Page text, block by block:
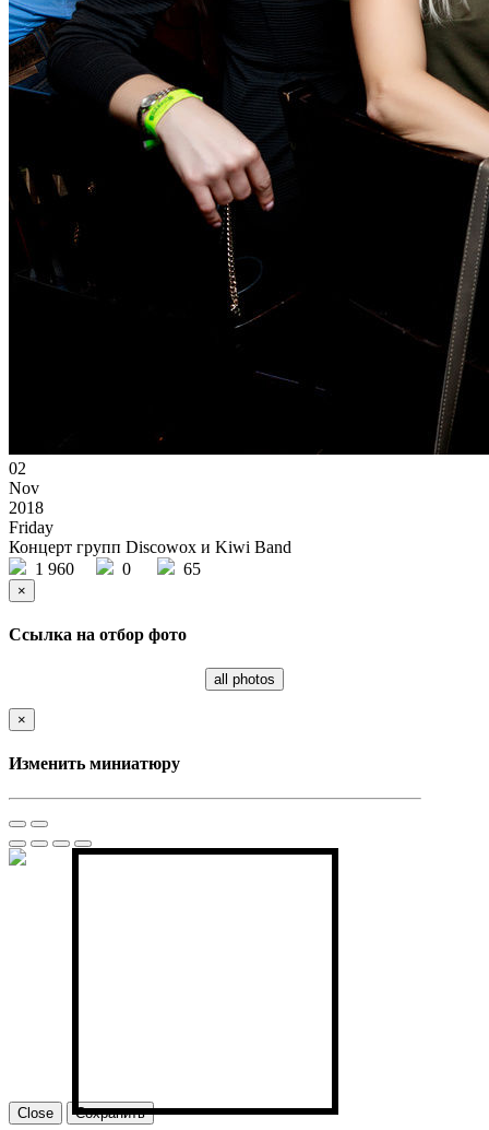
02
Nov
2018
Friday
Концерт групп Discowox и Kiwi Band
1 960
0 65
×
Ссылка на отбор фото
all photos
×
Изменить миниатюру
Close Сохранить